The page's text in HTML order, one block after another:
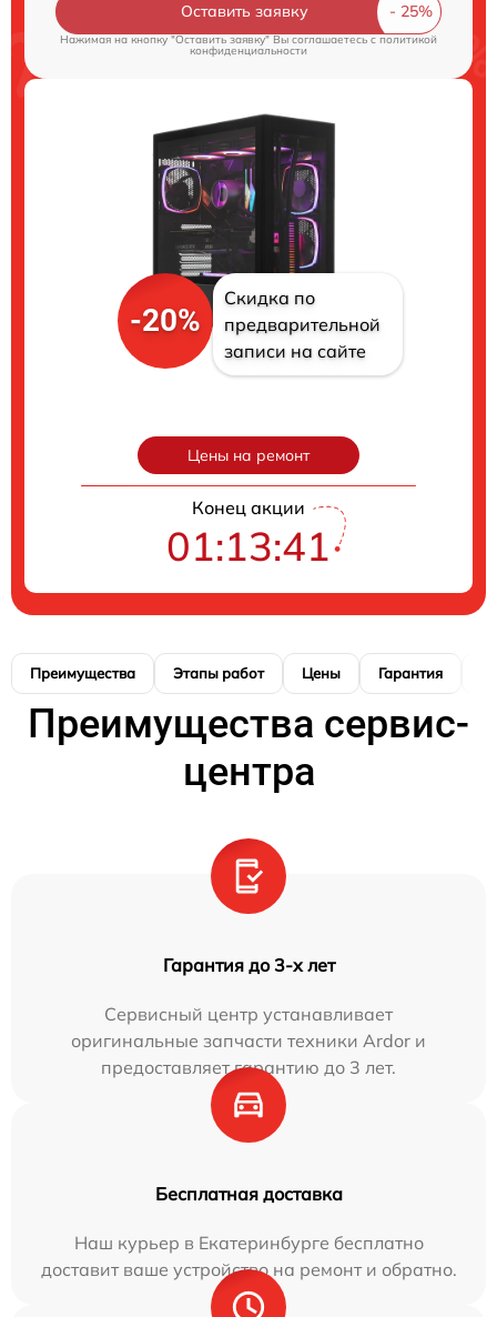
Оставить заявку
Нажимая на кнопку "Оставить заявку" Вы соглашаетесь cполитикой
конфиденциальности
-20%
Скидка по
предварительной
записи на сайте
Цены на ремонт
Конец акции
01:13:40
Преимущества Этапы работ Цены Гарантия
Преимущества сервис-
центра
Гарантия до 3-х лет
Сервисный центр устанавливает
оригинальные запчасти техники Ardor и
предоставляет гарантию до 3 лет.
Бесплатная доставка
Наш курьер в Екатеринбурге бесплатно
доставит ваше устройство на ремонт и обратно.